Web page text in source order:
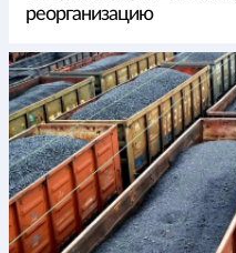
реорганизацию